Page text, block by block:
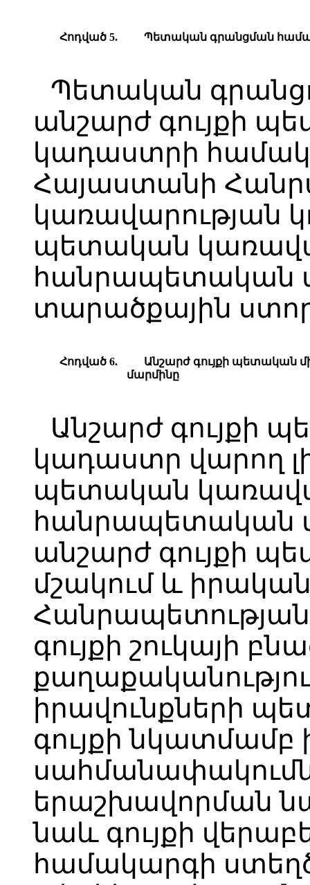
Հոդված 5. Պետական գրանցման
Պետական
անշարժ գույքի
կադաստրի
Հայաստանի
կառավարության
պետական
հանրապետական
տարածքային
Հոդված 6.
Անշարժ գույքի
մարմինը
Անշարժ գույքի
կադաստր վարող
պետական
հանրապետական
անշարժ գույքի
մշակում և
գույքի շուկայի
իրավունքների
գույքի նկատմամբ
երաշխավորման
նաև գույքի
համակարգի